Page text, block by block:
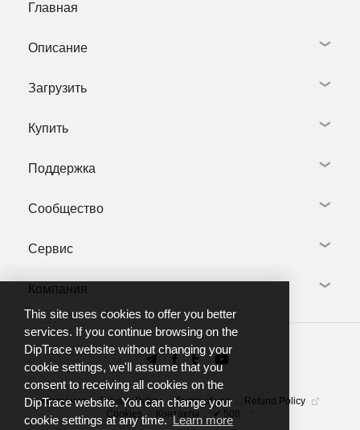
This site uses cookies to offer you better
services. If you continue browsing on the
DipTrace website without changing your
cookie settings, we'll assume that you
consent to receiving all cookies on the
DipTrace website. You can change your
cookie settings at any time. Learn more
Главная
Описание
Схемотехника
Библиотеки
Видео тур
Загрузить
Скачать DipTrace
Языки
Полезные программы
Купить
Купить DipTrace
Некоммерческая версия
Поддержка
Задать Вопрос
Установка программы
Учебник и справочники
Тренинги
FAQ
Сообщество
Форум DipTrace
Группа в Telegram
YouTube канал
Сервис
Разработка библиотек
Производители плат
Компания
О нас
Новости
Контакты
Компания Privacy Policy Terms of use
Refund Policy
Cookies
Контакты ✔ 508